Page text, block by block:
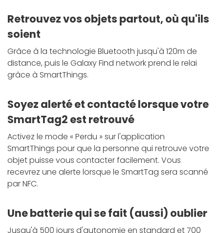
Retrouvez vos objets partout, où qu'ils
soient
Grâce à la technologie Bluetooth jusqu'à 120m de
distance, puis le Galaxy Find network prend le relai
grâce à SmartThings.
Soyez alerté et contacté lorsque votre
SmartTag2 est retrouvé
Activez le mode « Perdu » sur l'application
SmartThings pour que la personne qui retrouve votre
objet puisse vous contacter facilement. Vous
recevrez une alerte lorsque le SmartTag sera scanné
par NFC.
Une batterie qui se fait (aussi) oublier
Jusqu'à 500 jours d'autonomie en standard et 700